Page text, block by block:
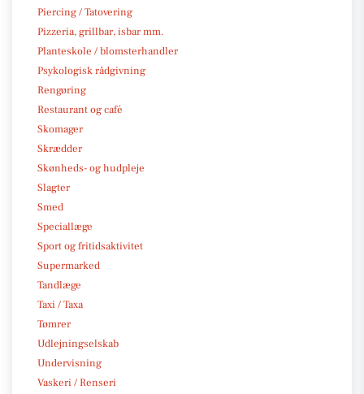
Piercing / Tatovering
Pizzeria, grillbar, isbar mm.
Planteskole / blomsterhandler
Psykologisk rådgivning
Rengøring
Restaurant og café
Skomager
Skrædder
Skønheds- og hudpleje
Slagter
Smed
Speciallæge
Sport og fritidsaktivitet
Supermarked
Tandlæge
Taxi / Taxa
Tømrer
Udlejningselskab
Undervisning
Vaskeri / Renseri